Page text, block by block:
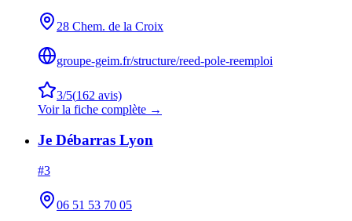
28 Chem. de la Croix
groupe-geim.fr/structure/reed-pole-reemploi
3/5(162 avis)
Voir la fiche complète →
Je Débarras Lyon
#3
06 51 53 70 05